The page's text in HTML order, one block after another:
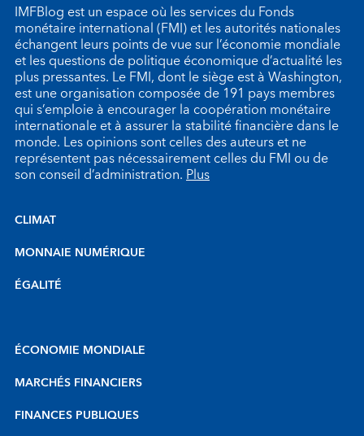
IMFBlog est un espace où les services du Fonds
monétaire international (FMI) et les autorités nationales
échangent leurs points de vue sur l’économie mondiale
et les questions de politique économique d’actualité les
plus pressantes. Le FMI, dont le siège est à Washington,
est une organisation composée de 191 pays membres
qui s’emploie à encourager la coopération monétaire
internationale et à assurer la stabilité financière dans le
monde. Les opinions sont celles des auteurs et ne
représentent pas nécessairement celles du FMI ou de
son conseil d’administration.Plus
CLIMAT
MONNAIE NUMÉRIQUE
ÉGALITÉ
ÉCONOMIE MONDIALE
MARCHÉS FINANCIERS
FINANCES PUBLIQUES